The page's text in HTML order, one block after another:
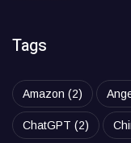
Tags
Amazon (2)
ChatGPT (2)